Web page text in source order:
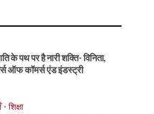
के पथ पर है नारी शक्ति- विनिता,
ऑफ कॉमर्स एंड इंडस्ट्री
• शिक्षा